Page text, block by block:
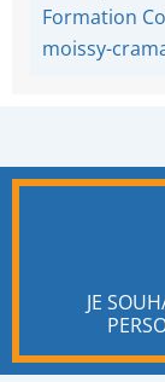
Formation
moissy-
JE